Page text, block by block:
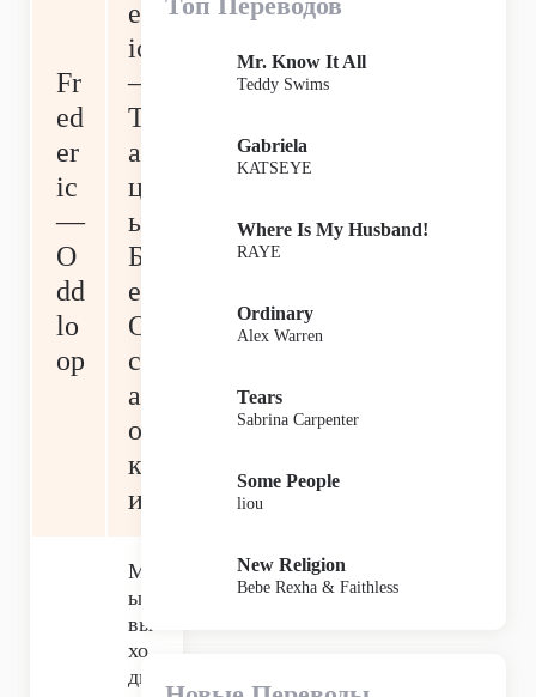
Fr
ed
er
ic
—
O
dd
lo
op
er
ic
—
Т
ан
ц
ы
Б
ез
О
ст
ан
ов
к
и
М
ы
вы
хо
ди
Mr. Know It All
Teddy Swims
Gabriela
KATSEYE
Where Is My Husband!
RAYE
Ordinary
Alex Warren
Tears
Sabrina Carpenter
Some People
liou
New Religion
Bebe Rexha & Faithless